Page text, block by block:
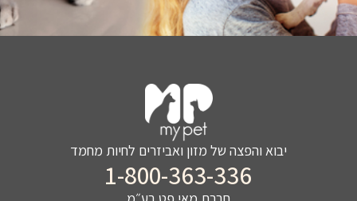
יבוא והפצה של מזון ואביזרים לחיות מחמד
1-800-363-336